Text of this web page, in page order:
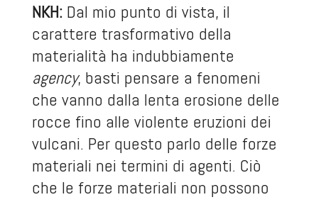
NKH:Dal mio punto di vista, il
carattere trasformativo della
materialità ha indubbiamente
agency, basti pensare a fenomeni
che vanno dalla lenta erosione delle
rocce fino alle violente eruzioni dei
vulcani. Per questo parlo delle forze
materiali nei termini di agenti. Ciò
che le forze materiali non possono